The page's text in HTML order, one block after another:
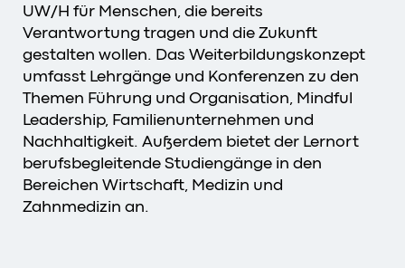
UW/H für Menschen, die bereits
Verantwortung tragen und die Zukunft
gestalten wollen. Das Weiterbildungskonzept
umfasst Lehrgänge und Konferenzen zu den
Themen Führung und Organisation, Mindful
Leadership, Familienunternehmen und
Nachhaltigkeit. Außerdem bietet der Lernort
berufsbegleitende Studiengänge in den
Bereichen Wirtschaft, Medizin und
Zahnmedizin an.